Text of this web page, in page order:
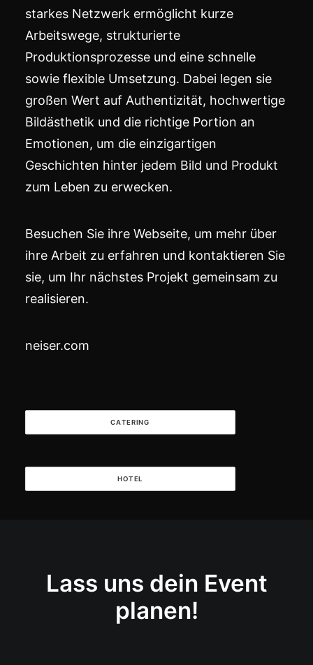
starkes Netzwerk ermöglicht kurze
Arbeitswege, strukturierte
Produktionsprozesse und eine schnelle
sowie flexible Umsetzung. Dabei legen sie
großen Wert auf Authentizität, hochwertige
Bildästhetik und die richtige Portion an
Emotionen, um die einzigartigen
Geschichten hinter jedem Bild und Produkt
zum Leben zu erwecken.
Besuchen Sie ihre Webseite, um mehr über
ihre Arbeit zu erfahren und kontaktieren Sie
sie, um Ihr nächstes Projekt gemeinsam zu
realisieren.
neiser.com
CATERING
HOTEL
Lass uns dein Event
planen!